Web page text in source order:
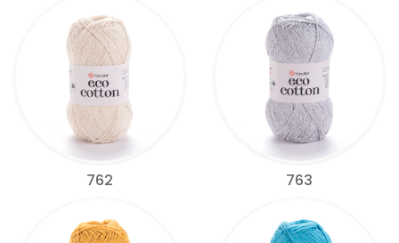
762 763